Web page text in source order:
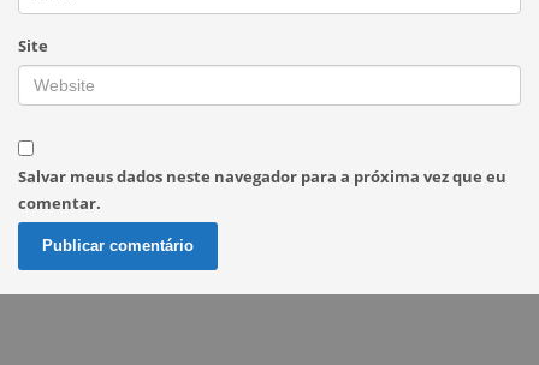
Site
Salvar meus dados neste navegador para a próxima vez que eu
comentar.